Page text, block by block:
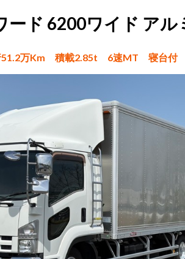
ード 6200ワイド ア
万Km 積載2.85t 6速MT 寝台付